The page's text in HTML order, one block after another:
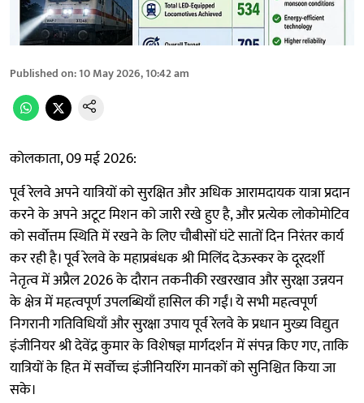
Published on:10 May 2026, 10:42 am
कोलकाता, 09 मई 2026:
पूर्व रेलवे अपने यात्रियों को सुरक्षित और अधिक आरामदायक यात्रा प्रदान
करने के अपने अटूट मिशन को जारी रखे हुए है, और प्रत्येक लोकोमोटिव
को सर्वोत्तम स्थिति में रखने के लिए चौबीसों घंटे सातों दिन निरंतर कार्य
कर रही है। पूर्व रेलवे के महाप्रबंधक श्री मिलिंद देऊस्कर के दूरदर्शी
नेतृत्व में अप्रैल 2026 के दौरान तकनीकी रखरखाव और सुरक्षा उन्नयन
के क्षेत्र में महत्वपूर्ण उपलब्धियाँ हासिल की गईं। ये सभी महत्वपूर्ण
निगरानी गतिविधियाँ और सुरक्षा उपाय पूर्व रेलवे के प्रधान मुख्य विद्युत
इंजीनियर श्री देवेंद्र कुमार के विशेषज्ञ मार्गदर्शन में संपन्न किए गए, ताकि
यात्रियों के हित में सर्वोच्च इंजीनियरिंग मानकों को सुनिश्चित किया जा
सके।